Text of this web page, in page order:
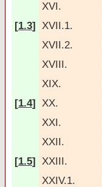
XVI.
[1.3] XVII.1.
XVII.2.
XVIII.
XIX.
[1.4] XX.
XXI.
XXII.
[1.5] XXIII.
XXIV.1.